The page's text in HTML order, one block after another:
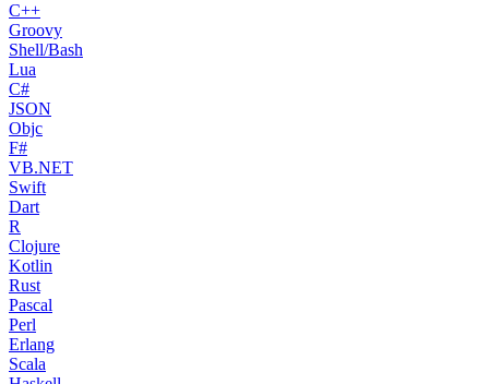
C++
Groovy
Shell/Bash
Lua
C#
JSON
Objc
F#
VB.NET
Swift
Dart
R
Clojure
Kotlin
Rust
Pascal
Perl
Erlang
Scala